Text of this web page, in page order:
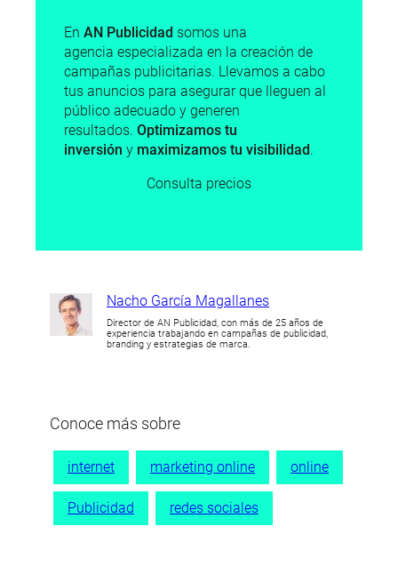
En AN Publicidad somos una
agencia especializada en la creación de
campañas publicitarias. Llevamos a cabo
tus anuncios para asegurar que lleguen al
público adecuado y generen
resultados. Optimizamos tu
inversión y maximizamos tu visibilidad.
Consulta precios
Nacho García Magallanes
Director de AN Publicidad, con más de 25 años de
experiencia trabajando en campañas de publicidad,
branding y estrategias de marca.
Conoce más sobre
internet marketing online online
Publicidad redes sociales